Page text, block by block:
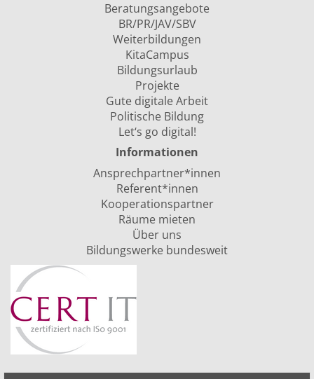
Beratungsangebote
BR/PR/JAV/SBV
Weiterbildungen
KitaCampus
Bildungsurlaub
Projekte
Gute digitale Arbeit
Politische Bildung
Let‘s go digital!
Informationen
Ansprechpartner*innen
Referent*innen
Kooperationspartner
Räume mieten
Über uns
Bildungswerke bundesweit